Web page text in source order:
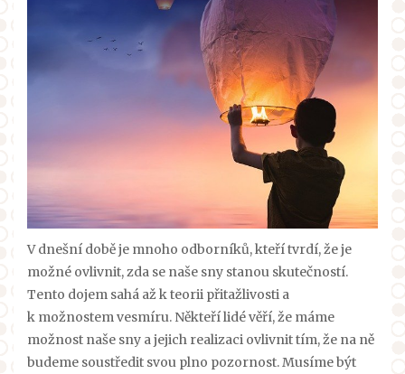
V dnešní době je mnoho odborníků, kteří tvrdí, že je
možné ovlivnit, zda se naše sny stanou skutečností.
Tento dojem sahá až k teorii přitažlivosti a
k možnostem vesmíru. Někteří lidé věří, že máme
možnost naše sny a jejich realizaci ovlivnit tím, že na ně
budeme soustředit svou plno pozornost. Musíme být